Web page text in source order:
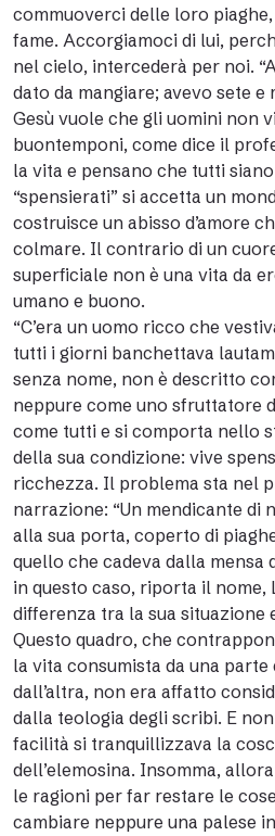
commuoverci delle loro
fame. Accorgiamoci di lui,
nel cielo, intercederà per noi.
dato da mangiare; avevo sete e
Gesù vuole che gli uomini non
buontemponi, come dice il
la vita e pensano che tutti
“spensierati” si accetta un
costruisce un abisso d’amore
colmare. Il contrario di un
superficiale non è una vita da
umano e buono.
“C’era un uomo ricco che
tutti i giorni banchettava
senza nome, non è descritto
neppure come uno sfruttatore
come tutti e si comporta nello
della sua condizione: vive
ricchezza. Il problema sta nel
narrazione: “Un mendicante di
alla sua porta, coperto di
quello che cadeva dalla mensa
in questo caso, riporta il nome,
differenza tra la sua situazione
Questo quadro, che
la vita consumista da una parte
dall’altra, non era affatto
dalla teologia degli scribi. E
facilità si tranquillizzava la
dell’elemosina. Insomma,
le ragioni per far restare le
cambiare neppure una palese